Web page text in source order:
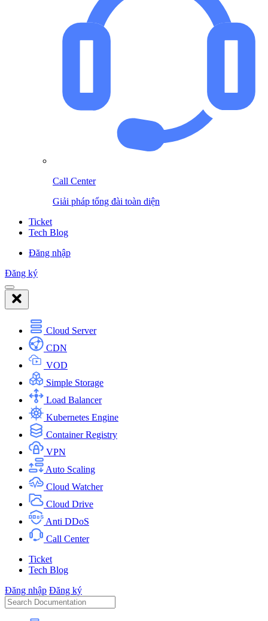
Call Center
Giải pháp tổng đài toàn diện
Ticket
Tech Blog
Đăng nhập
Đăng ký
Cloud Server
CDN
VOD
Simple Storage
Load Balancer
Kubernetes Engine
Container Registry
VPN
Auto Scaling
Cloud Watcher
Cloud Drive
Anti DDoS
Call Center
Ticket
Tech Blog
Đăng nhập Đăng ký